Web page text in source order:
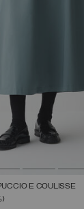
E COULISSE